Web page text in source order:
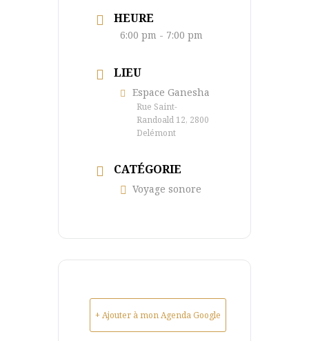
HEURE
6:00 pm - 7:00 pm
LIEU
Espace Ganesha
Rue Saint-
Randoald 12, 2800
Delémont
CATÉGORIE
Voyage sonore
+ Ajouter à mon Agenda Google